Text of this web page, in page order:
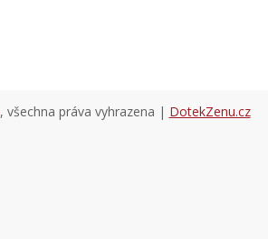
, všechna práva vyhrazena | DotekZenu.cz